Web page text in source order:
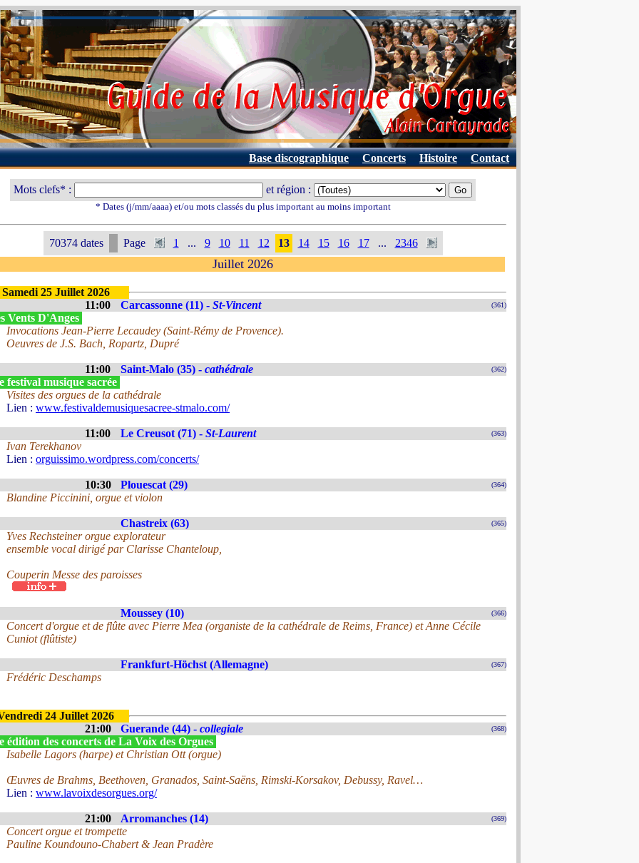
Base discographique Concerts Histoire Contact
Mots clefs* : et région :
* Dates (j/mm/aaaa) et/ou mots classés du plus important au moins important
70374 dates Page 1 ... 9 10 11 12 13 14 15 16 17 ... 2346
Juillet 2026
Samedi 25 Juillet 2026
11:00
Carcassonne (11) - St-Vincent (361)
Vents D'Anges
Invocations Jean-Pierre Lecaudey (Saint-Rémy de Provence).
Oeuvres de J.S. Bach, Ropartz, Dupré
11:00 Saint-Malo (35) - cathédrale (362)
festival musique sacrée
Visites des orgues de la cathédrale
Lien : www.festivaldemusiquesacree-stmalo.com/
11:00 Le Creusot (71) - St-Laurent (363)
Ivan Terekhanov
Lien : orguissimo.wordpress.com/concerts/
10:30 Plouescat (29) (364)
Blandine Piccinini, orgue et violon
Chastreix (63) (365)
Yves Rechsteiner orgue explorateur
ensemble vocal dirigé par Clarisse Chanteloup,
Couperin Messe des paroisses
Moussey (10) (366)
Concert d'orgue et de flûte avec Pierre Mea (organiste de la cathédrale de Reims, France) et Anne Cécile
Cuniot (flûtiste)
Frankfurt-Höchst (Allemagne) (367)
Frédéric Deschamps
24 Juillet 2026
21:00
Guerande (44) - collegiale (368)
édition des concerts de La Voix des Orgues
Isabelle Lagors (harpe) et Christian Ott (orgue)
Œuvres de Brahms, Beethoven, Granados, Saint-Saëns, Rimski-Korsakov, Debussy, Ravel…
Lien : www.lavoixdesorgues.org/
21:00 Arromanches (14) (369)
Concert orgue et trompette
Pauline Koundouno-Chabert & Jean Pradère